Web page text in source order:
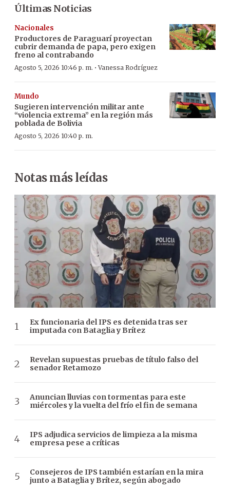
Últimas Noticias
Nacionales
Productores de Paraguarí proyectan
cubrir demanda de papa, pero exigen
freno al contrabando
Agosto 5, 2026 10:46 p. m. ·Vanessa Rodríguez
Mundo
Sugieren intervención militar ante
“violencia extrema” en la región más
poblada de Bolivia
Agosto 5, 2026 10:40 p. m.
Notas más leídas
Ex funcionaria del IPS es detenida tras ser
imputada con Bataglia y Brítez
Revelan supuestas pruebas de título falso del
senador Retamozo
Anuncian lluvias con tormentas para este
miércoles y la vuelta del frío el fin de semana
IPS adjudica servicios de limpieza a la misma
empresa pese a críticas
Consejeros de IPS también estarían en la mira
junto a Bataglia y Brítez, según abogado